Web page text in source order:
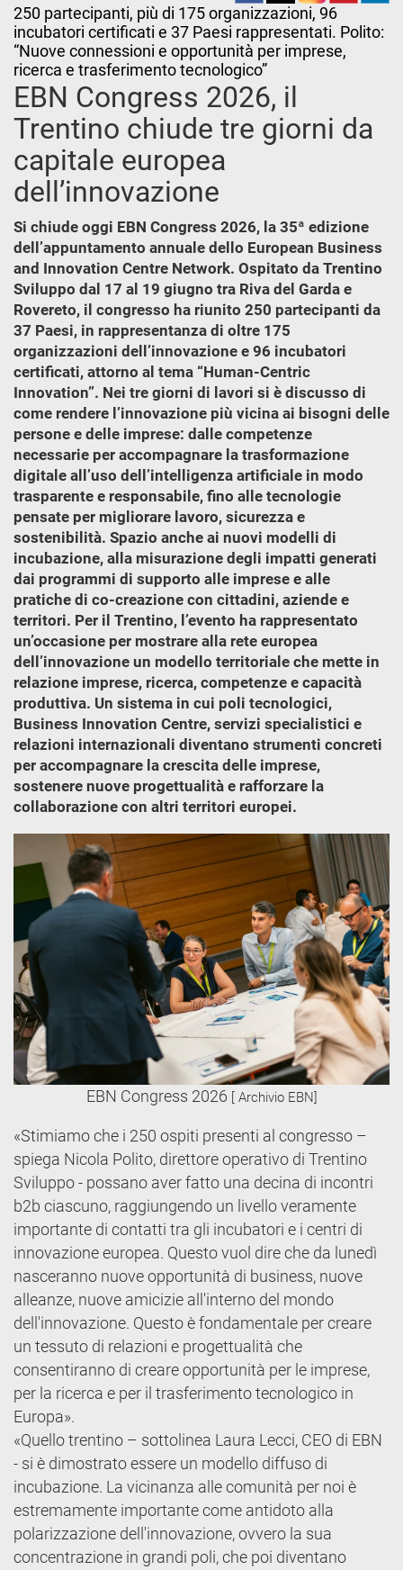
250 partecipanti, più di 175 organizzazioni, 96
incubatori certificati e 37 Paesi rappresentati. Polito:
“Nuove connessioni e opportunità per imprese,
ricerca e trasferimento tecnologico”
EBN Congress 2026, il
Trentino chiude tre giorni da
capitale europea
dell’innovazione
Si chiude oggi EBN Congress 2026, la 35ª edizione
dell’appuntamento annuale dello European Business
and Innovation Centre Network. Ospitato da Trentino
Sviluppo dal 17 al 19 giugno tra Riva del Garda e
Rovereto, il congresso ha riunito 250 partecipanti da
37 Paesi, in rappresentanza di oltre 175
organizzazioni dell’innovazione e 96 incubatori
certificati, attorno al tema “Human-Centric
Innovation”. Nei tre giorni di lavori si è discusso di
come rendere l’innovazione più vicina ai bisogni delle
persone e delle imprese: dalle competenze
necessarie per accompagnare la trasformazione
digitale all’uso dell’intelligenza artificiale in modo
trasparente e responsabile, fino alle tecnologie
pensate per migliorare lavoro, sicurezza e
sostenibilità. Spazio anche ai nuovi modelli di
incubazione, alla misurazione degli impatti generati
dai programmi di supporto alle imprese e alle
pratiche di co-creazione con cittadini, aziende e
territori. Per il Trentino, l’evento ha rappresentato
un’occasione per mostrare alla rete europea
dell’innovazione un modello territoriale che mette in
relazione imprese, ricerca, competenze e capacità
produttiva. Un sistema in cui poli tecnologici,
Business Innovation Centre, servizi specialistici e
relazioni internazionali diventano strumenti concreti
per accompagnare la crescita delle imprese,
sostenere nuove progettualità e rafforzare la
collaborazione con altri territori europei.
EBN Congress 2026 [ Archivio EBN]
«Stimiamo che i 250 ospiti presenti al congresso –
spiega Nicola Polito, direttore operativo di Trentino
Sviluppo - possano aver fatto una decina di incontri
b2b ciascuno, raggiungendo un livello veramente
importante di contatti tra gli incubatori e i centri di
innovazione europea. Questo vuol dire che da lunedì
nasceranno nuove opportunità di business, nuove
alleanze, nuove amicizie all'interno del mondo
dell'innovazione. Questo è fondamentale per creare
un tessuto di relazioni e progettualità che
consentiranno di creare opportunità per le imprese,
per la ricerca e per il trasferimento tecnologico in
Europa».
«Quello trentino – sottolinea Laura Lecci, CEO di EBN
- si è dimostrato essere un modello diffuso di
incubazione. La vicinanza alle comunità per noi è
estremamente importante come antidoto alla
polarizzazione dell'innovazione, ovvero la sua
concentrazione in grandi poli, che poi diventano